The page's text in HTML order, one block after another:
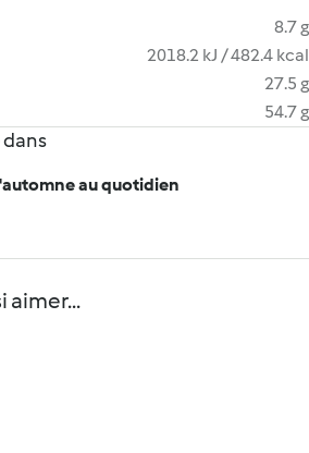
8.7 g
2018.2 kJ / 482.4 kcal
27.5 g
54.7 g
au quotidien
aimer...